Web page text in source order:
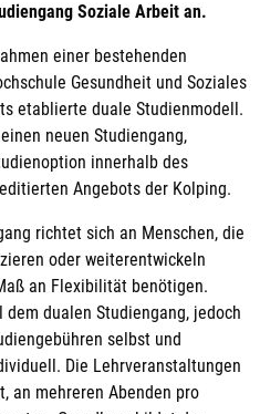
Soziale Arbeit an.
einer bestehenden
Gesundheit und Soziales
etablierte duale Studienmodell.
neuen Studiengang,
innerhalb des
Angebots der Kolping.
richtet sich an Menschen, die
oder weiterentwickeln
an Flexibilität benötigen.
dualen Studiengang, jedoch
selbst und
Die Lehrveranstaltungen
an mehreren Abenden pro